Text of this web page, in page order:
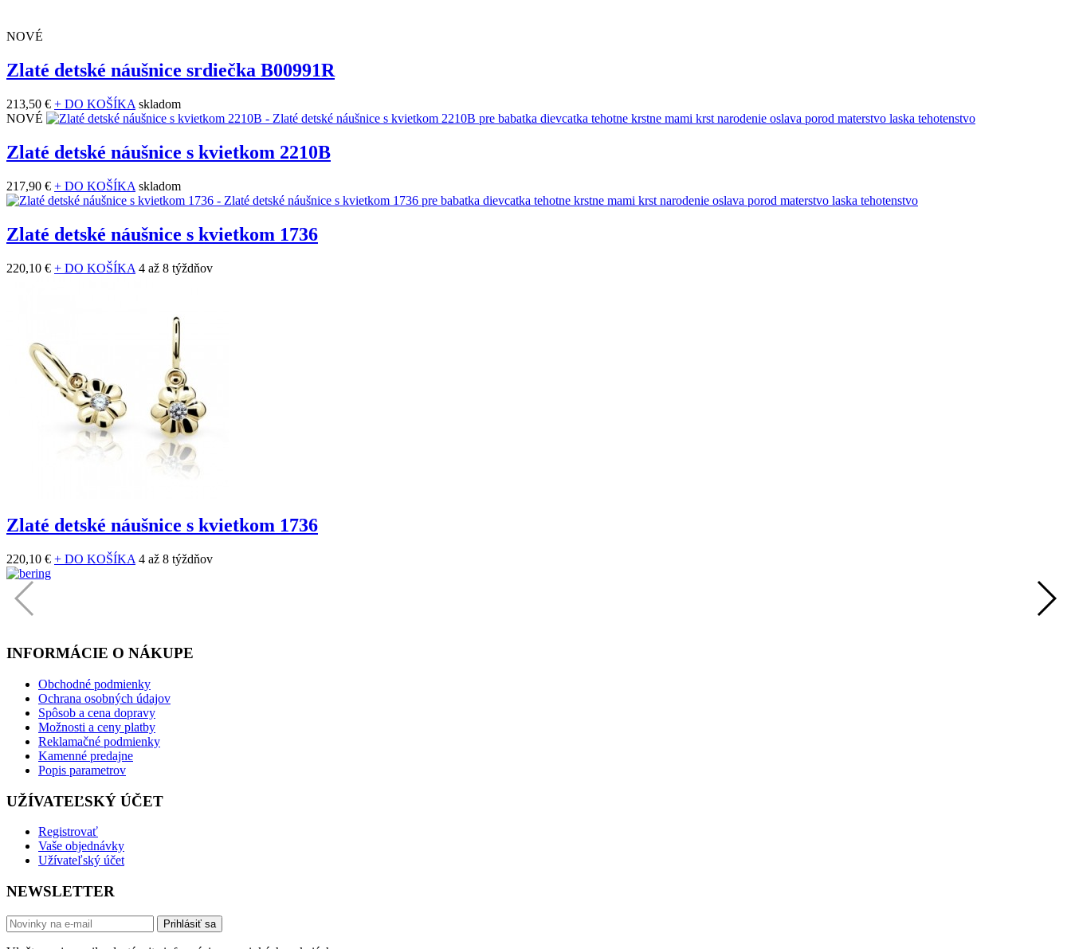
NOVÉ
Zlaté detské náušnice srdiečka B00991R
213,50 € + DO KOŠÍKA skladom
NOVÉ
Zlaté detské náušnice s kvietkom 2210B
217,90 € + DO KOŠÍKA skladom
Zlaté detské náušnice s kvietkom 1736
220,10 € + DO KOŠÍKA 4 až 8 týždňov
Zlaté detské náušnice s kvietkom 1736
220,10 € + DO KOŠÍKA 4 až 8 týždňov
INFORMÁCIE O NÁKUPE
Obchodné podmienky
Ochrana osobných údajov
Spôsob a cena dopravy
Možnosti a ceny platby
Reklamačné podmienky
Kamenné predajne
Popis parametrov
UŽÍVATEĽSKÝ ÚČET
Registrovať
Vaše objednávky
Užívateľský účet
NEWSLETTER
Prihlásiť sa